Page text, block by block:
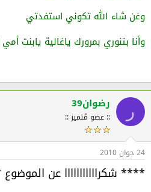
وغن شاء الله تكوني استفدتي
وأنا بتنوري بمرورك ياغالية يابنت أمي
ر رضوان39
:: عضو مُتميز ::
24 جوان 2010
**** شكرااااااااااا عن